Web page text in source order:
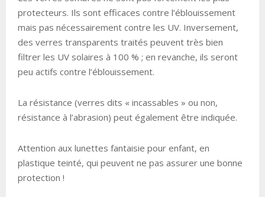
protecteurs. Ils sont efficaces contre l’éblouissement
mais pas nécessairement contre les UV. Inversement,
des verres transparents traités peuvent très bien
filtrer les UV solaires à 100 % ; en revanche, ils seront
peu actifs contre l’éblouissement.
La résistance (verres dits « incassables » ou non,
résistance à l’abrasion) peut également être indiquée.
Attention aux lunettes fantaisie pour enfant, en
plastique teinté, qui peuvent ne pas assurer une bonne
protection !